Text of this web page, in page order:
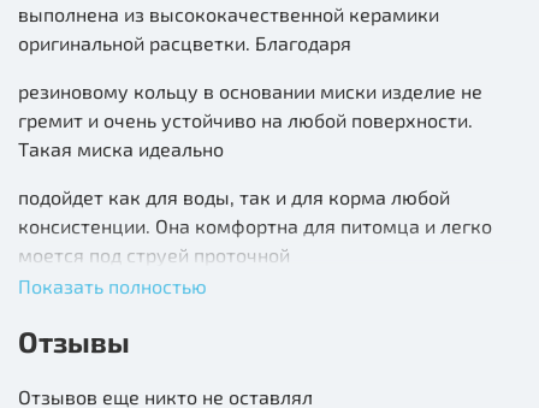
выполнена из высококачественной керамики
оригинальной расцветки. Благодаря
резиновому кольцу в основании миски изделие не
гремит и очень устойчиво на любой поверхности.
Такая миска идеально
подойдет как для воды, так и для корма любой
консистенции. Она комфортна для питомца и легко
моется под струей проточной
воды с использованием моющих бытовых средств. А
эффектный дизайн позволит ей стать украшением
любого интерьера.
Показать полностью
Отзывы
Отзывов еще никто не оставлял